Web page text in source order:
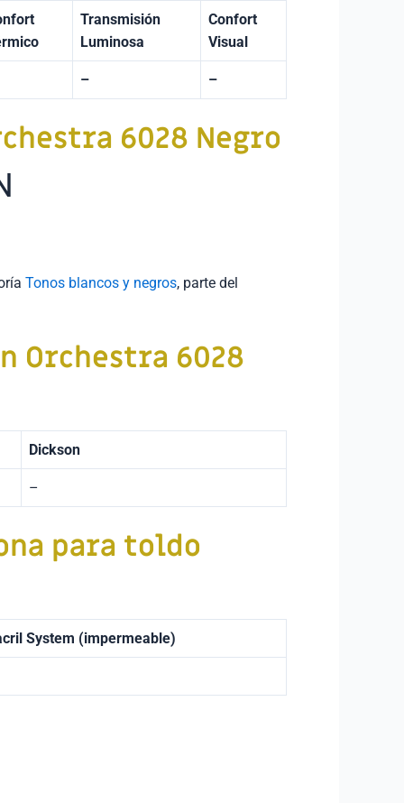
Transmisión
Luminosa
Confort
Visual
– –
6028 Negro
Tonos blancos y negros, parte del
Orchestra 6028
Dickson
–
para toldo
System (impermeable)